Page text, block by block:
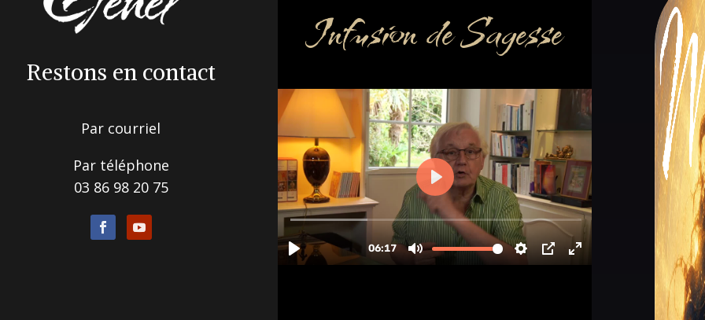
Restons en contact
Par courriel
Par téléphone
03 86 98 20 75
Infusion de Sagesse